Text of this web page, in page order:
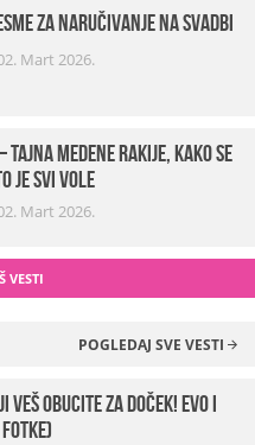
za naručivanje na svadbi
Mart 2026.
tajna medene rakije, kako se
je svi vole
Mart 2026.
VESTI
POGLEDAJ SVE VESTI
veš obucite za doček! Evo i